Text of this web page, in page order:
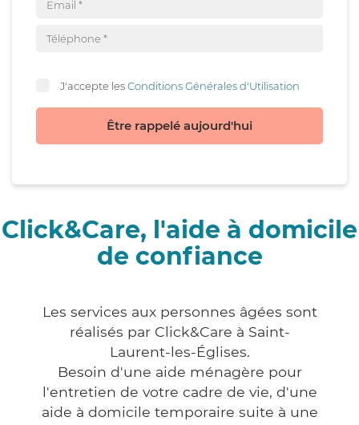
J'accepte lesConditions Générales d'Utilisation
Être rappelé aujourd'hui
Click&Care, l'aide à domicile
de confiance
Les services aux personnes âgées sont
réalisés par Click&Care à Saint-
Laurent-les-Églises.
Besoin d'une aide ménagère pour
l'entretien de votre cadre de vie, d'une
aide à domicile temporaire suite à une